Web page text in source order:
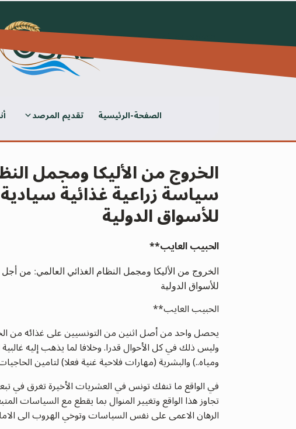
Skip
الصفحة-الرئيسية تقديم المرصد
الخروج من الأليكا ومجمل
سياسة زراعية غذائية سيادية
للأسواق الدولية
الحبيب العايب**
الخروج من الأليكا ومجمل النظام الغذائي العالمي: من أجل
للأسواق الدولية
الحبيب العايب**
وليس ذلك في كل الأحوال قدرا. وخلافا لما يذهب إليه
ومياه..) والبشرية (مهارات فلاحية غنية فعلا) لتامين
تجاوز هذا الواقع وتغيير المنوال بما يقطع مع السياسات
الرهان الاعمى على نفس السياسات وتوخي الهروب الى